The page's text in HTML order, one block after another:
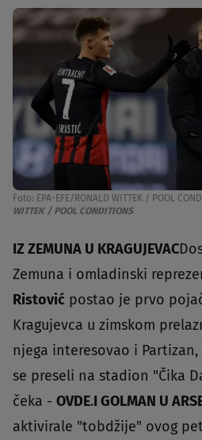
Foto: EPA-EFE/RONALD WITTEK / POOL
WITTEK / POOL CONDITIONS
IZ ZEMUNA U KRAGUJEVAC
Zemuna i omladinski
Ristović postao je prvo
Kragujevca u zimskom
njega interesovao i
se preseli na stadion "Čika
čeka - OVDE.I GOLMAN U
aktivirale "tobdžije" ovog